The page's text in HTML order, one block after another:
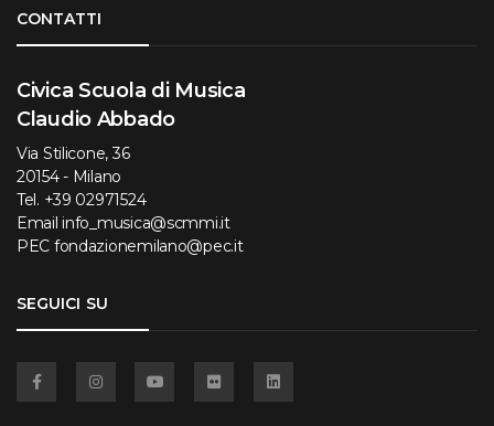
CONTATTI
Civica Scuola di Musica
Claudio Abbado
Via Stilicone, 36
20154 - Milano
Tel. +39 02971524
Email info_musica@scmmi.it
PEC fondazionemilano@pec.it
SEGUICI SU